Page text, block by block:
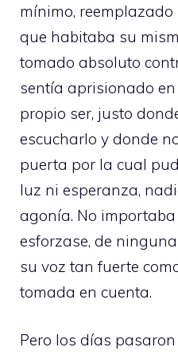
mínimo,
que habitaba su
tomado absoluto
sentía aprisionado
propio ser, justo
escucharlo y donde
puerta por la cual
luz ni esperanza,
agonía. No
esforzase, de
su voz tan fuerte
tomada en cuenta.
Pero los días